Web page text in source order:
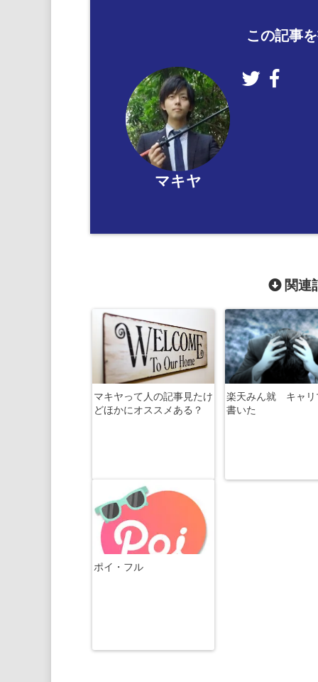
この記事
マキヤ
関連
マキヤって人の記事見たけ
どほかにオススメある？
楽天みん就 キャリ
書いた
ポイ・フル